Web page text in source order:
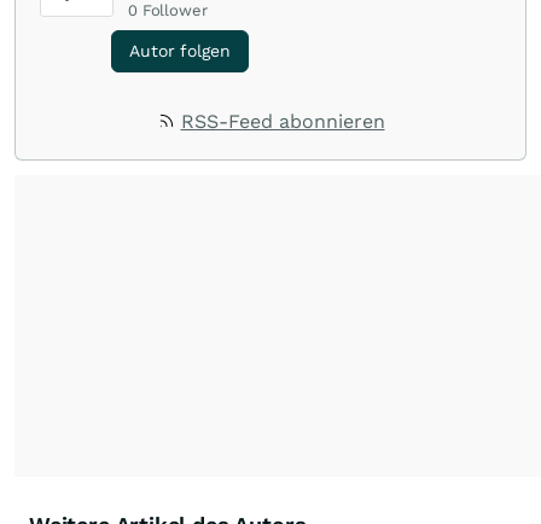
0 Follower
Autor folgen
RSS-Feed abonnieren